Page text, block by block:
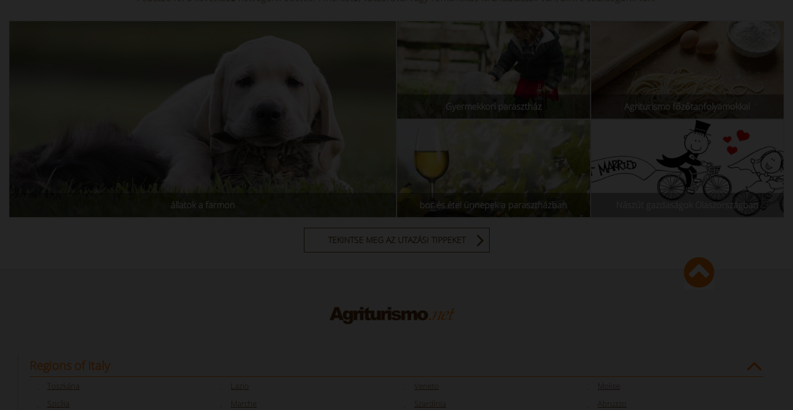
állatok a farmon
Gyermekkori parasztház Agriturismo főzőtanfolyamokkal
bor és étel ünnepek a parasztházban Nászút gazdaságok Olaszországban
TEKINTSE MEG AZ UTAZÁSI TIPPEKET
Regions of Italy
Toszkána
Szicília
Lazio
Marche
Veneto
Szardínia
Molise
Abruzzo